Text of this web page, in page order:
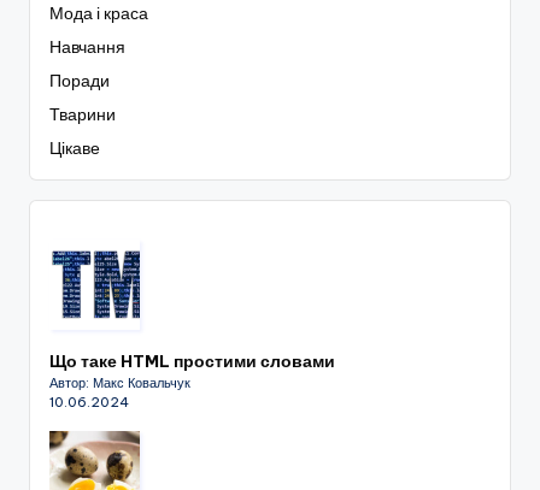
Мода і краса
Навчання
Поради
Тварини
Цікаве
Що таке HTML простими словами
Автор: Макс Ковальчук
10.06.2024